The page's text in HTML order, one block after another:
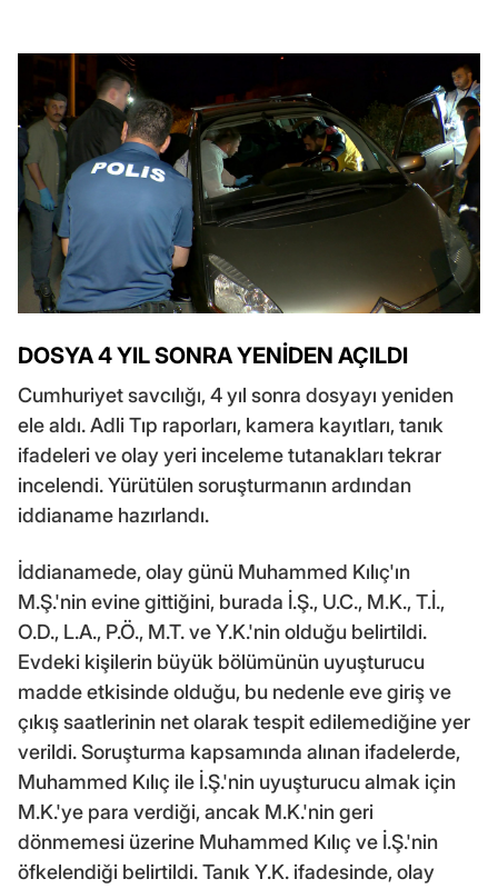
DOSYA 4 YIL SONRA YENİDEN AÇILDI
Cumhuriyet savcılığı, 4 yıl sonra dosyayı yeniden
ele aldı. Adli Tıp raporları, kamera kayıtları, tanık
ifadeleri ve olay yeri inceleme tutanakları tekrar
incelendi. Yürütülen soruşturmanın ardından
iddianame hazırlandı.
İddianamede, olay günü Muhammed Kılıç'ın
M.Ş.'nin evine gittiğini, burada İ.Ş., U.C., M.K., T.İ.,
O.D., L.A., P.Ö., M.T. ve Y.K.'nin olduğu belirtildi.
Evdeki kişilerin büyük bölümünün uyuşturucu
madde etkisinde olduğu, bu nedenle eve giriş ve
çıkış saatlerinin net olarak tespit edilemediğine yer
verildi. Soruşturma kapsamında alınan ifadelerde,
Muhammed Kılıç ile İ.Ş.'nin uyuşturucu almak için
M.K.'ye para verdiği, ancak M.K.'nin geri
dönmemesi üzerine Muhammed Kılıç ve İ.Ş.'nin
öfkelendiği belirtildi. Tanık Y.K. ifadesinde, olay